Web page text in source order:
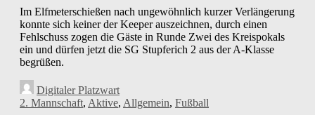
Im Elfmeterschießen nach ungewöhnlich kurzer Verlängerung
konnte sich keiner der Keeper auszeichnen, durch einen
Fehlschuss zogen die Gäste in Runde Zwei des Kreispokals
ein und dürfen jetzt die SG Stupferich 2 aus der A-Klasse
begrüßen.
Digitaler Platzwart
2. Mannschaft, Aktive, Allgemein, Fußball